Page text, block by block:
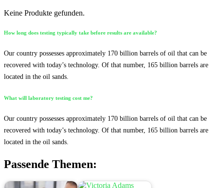
Keine Produkte gefunden.
How long does testing typically take before results are available?
Our country possesses approximately 170 billion barrels of oil that can be
recovered with today’s technology. Of that number, 165 billion barrels are
located in the oil sands.
What will laboratory testing cost me?
Our country possesses approximately 170 billion barrels of oil that can be
recovered with today’s technology. Of that number, 165 billion barrels are
located in the oil sands.
Passende Themen: